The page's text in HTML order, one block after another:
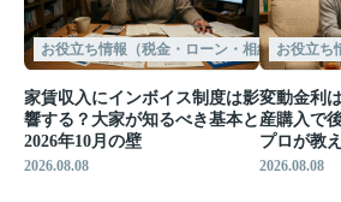
お役立ち情報（税金・ローン・相続など）
家賃収入にインボイス制度は影
響する？大家が知るべき基本と
2026年10月の壁
2026.08.08
お役立ち
変動金利
産購入で
プロが教
2026.08.08